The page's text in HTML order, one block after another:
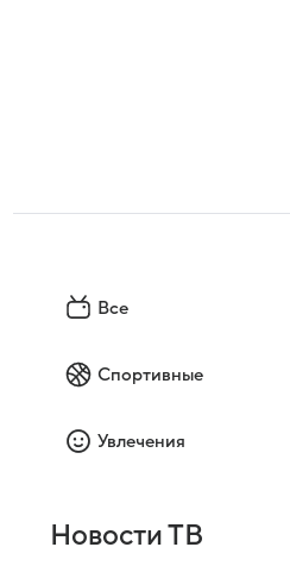
Все
Спортивные
Увлечения
Новости ТВ